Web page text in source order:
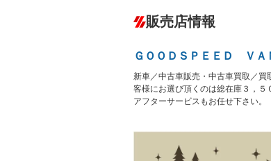
－ ダウンヒルアシストコントロー
－ レンタカーアップ －
オーディオ：ミュージックプレ
－
ー
－
LEDヘッドランプ －
ETC －
－ ランフラットタイヤ －
フルフラットシート －
販売店情報
ＧＯＯＤＳＰＥＥＤ ＶＡ
新車／中古車販売・中古車買取／
客様にお選び頂くのは総在庫３，
アフターサービスもお任せ下さい。